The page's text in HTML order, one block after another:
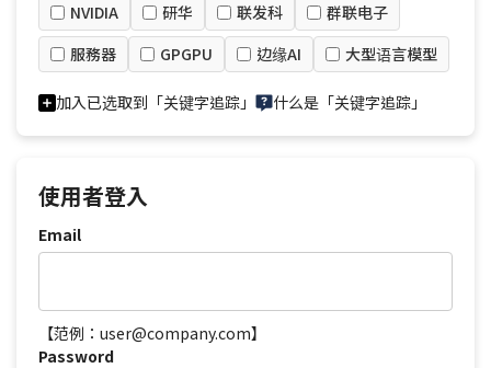
NVIDIA 研华 联发科
群联电子
服務器
GPGPU 边缘AI 大型语言模型
加入已选取到「关键字追踪」 什么是「关键字追踪」
使用者登入
Email
【范例：user@company.com】
Password